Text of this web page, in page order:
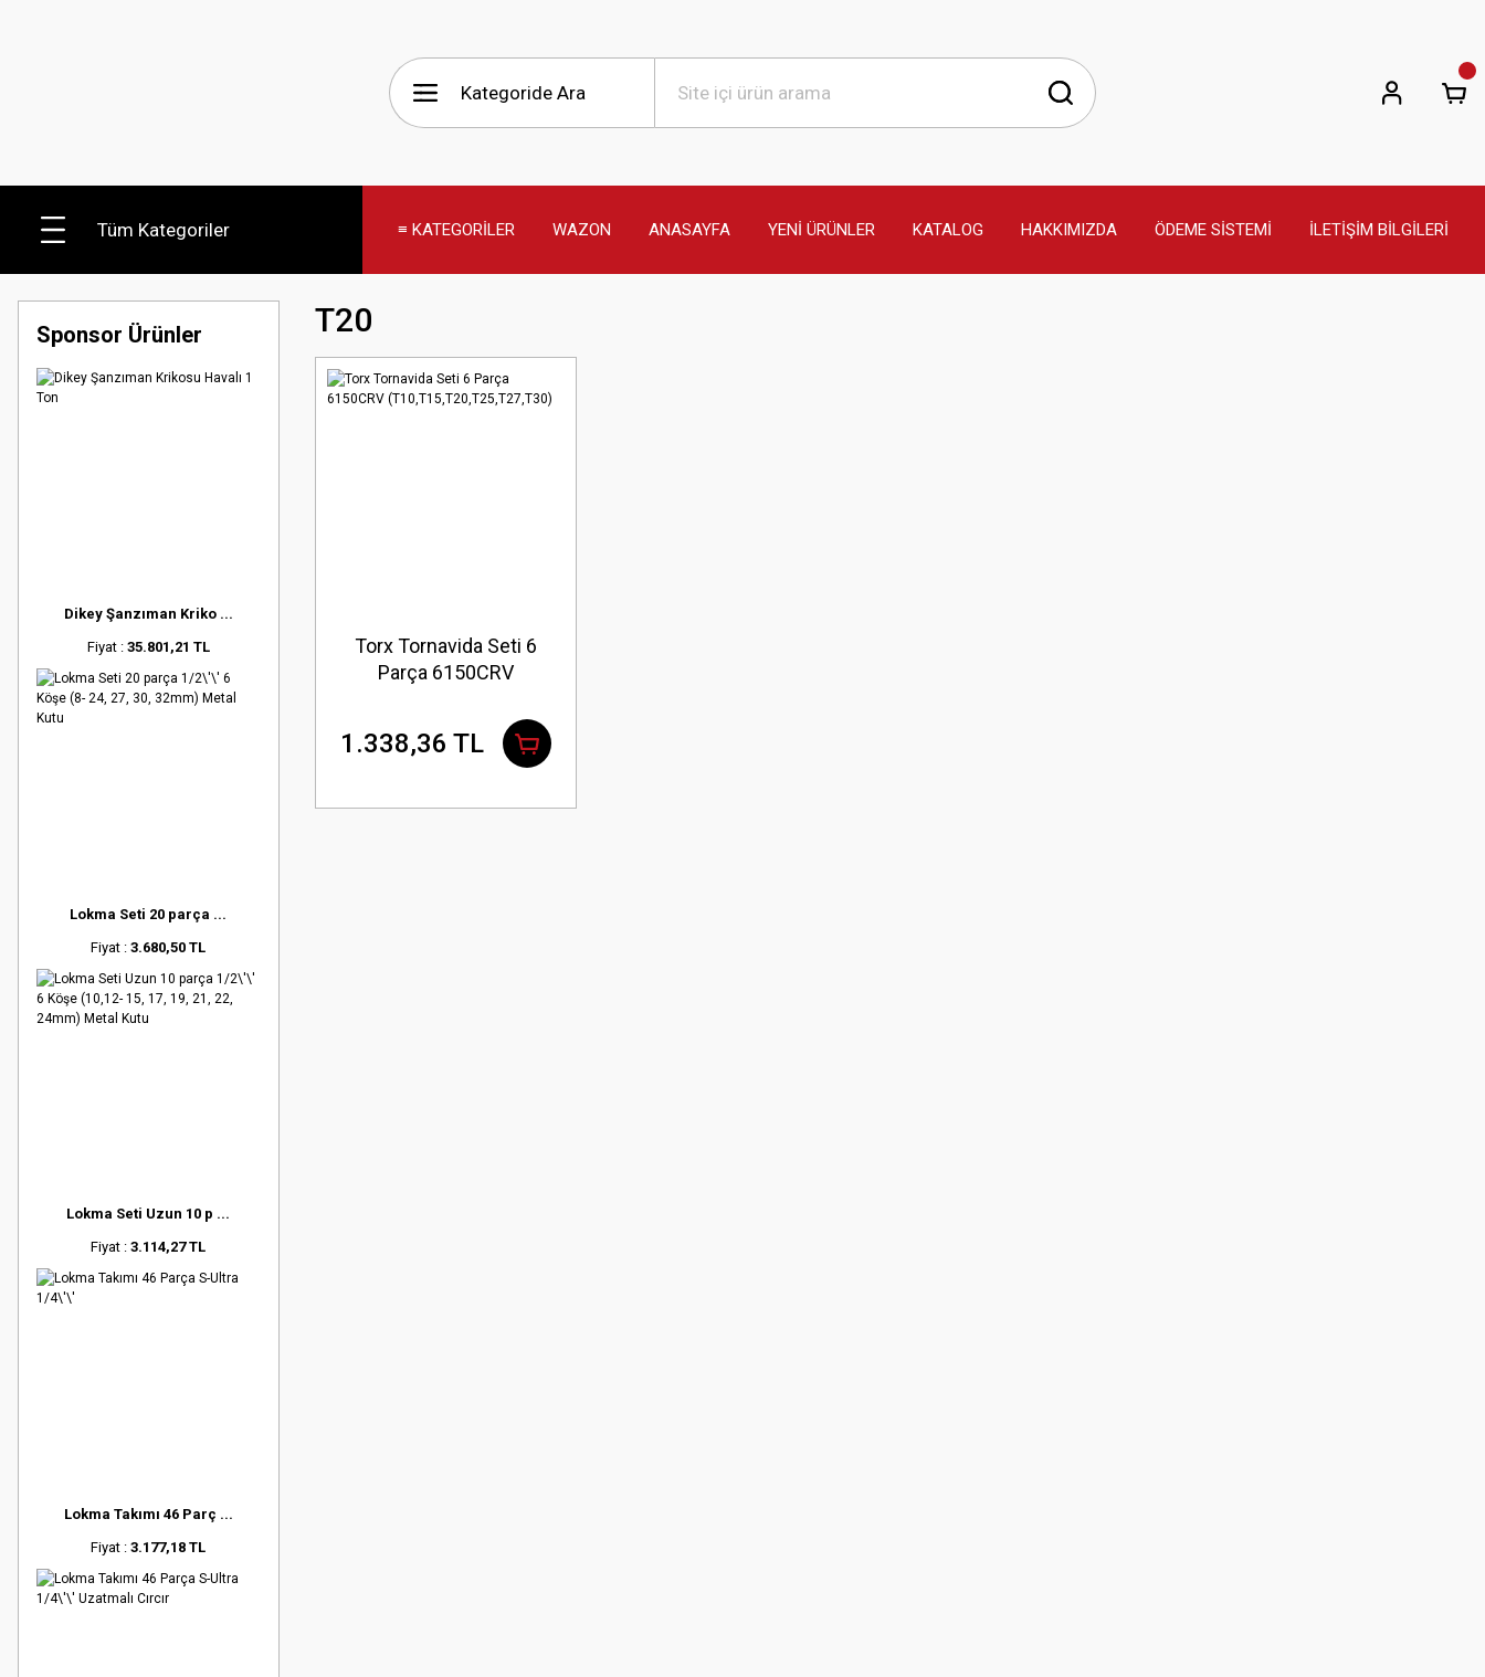
Tüm Kategoriler ≡ KATEGORİLER WAZON ANASAYFA YENİ ÜRÜNLER KATALOG HAKKIMIZDA ÖDEME SİSTEMİ İLETİŞİM BİLGİLERİ
Sponsor Ürünler
Dikey Şanzıman Kriko ...
Fiyat : 35.801,21 TL
Lokma Seti 20 parça ...
Fiyat :3.680,50 TL
Lokma Seti Uzun 10 p ...
Fiyat :3.114,27 TL
Lokma Takımı 46 Parç ...
Fiyat :3.177,18 TL
T20
Torx Tornavida Seti 6
Parça 6150CRV
1.338,36 TL